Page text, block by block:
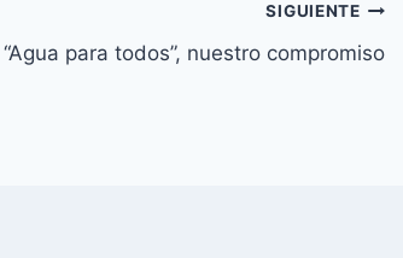
SIGUIENTE
“Agua para todos”, nuestro compromiso